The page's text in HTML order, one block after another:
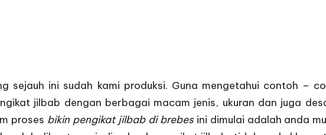
sejauh ini sudah kami produksi. Guna mengetahui contoh –
jilbab dengan berbagai macam jenis, ukuran dan juga
proses bikin pengikat jilbab di brebesini dimulai adalah anda